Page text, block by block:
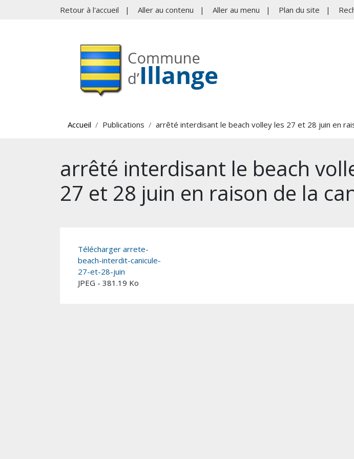
Retour à l'accueil | Aller au contenu | Aller au menu | Plan du site |
Accueil Publications arrêté interdisant le beach volley les 27 et 28 juin en
arrêté interdisant le beach
27 et 28 juin en raison de la
Télécharger arrete-
beach-interdit-canicule-
27-et-28-juin
JPEG - 381.19 Ko